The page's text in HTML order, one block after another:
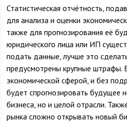
Статистическая отчётность,
для анализа и оценки
также для прогнозирования её
юридического лица или ИП
подать данные, лучше это
предусмотрены крупные штрафы.
экономической сферой, и без
будет спрогнозировать будущее
бизнеса, но и целой отрасли.
рынка сложно открывать новый